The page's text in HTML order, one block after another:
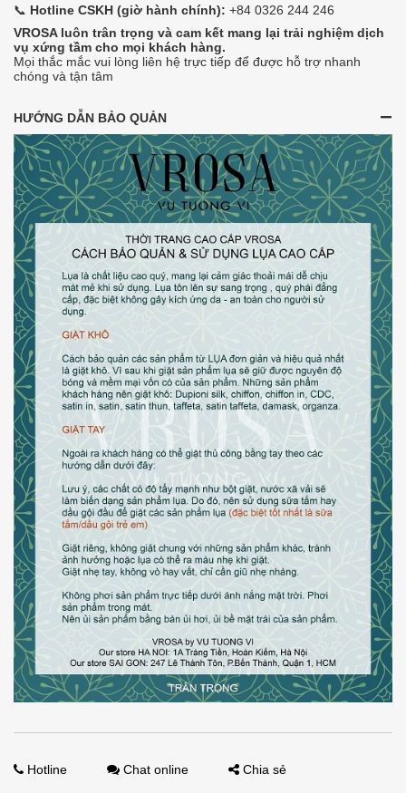
📞 Hotline CSKH (giờ hành chính): +84 0326 244 246
VROSA luôn trân trọng và cam kết mang lại trải nghiệm dịch
vụ xứng tầm cho mọi khách hàng.
Mọi thắc mắc vui lòng liên hệ trực tiếp để được hỗ trợ nhanh
chóng và tận tâm
HƯỚNG DẪN BẢO QUẢN
Hotline Chat online Chia sẻ